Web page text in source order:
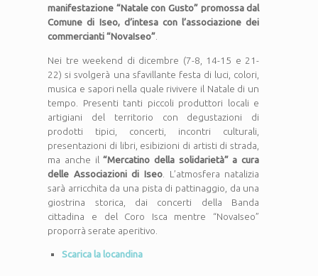
manifestazione “Natale con Gusto” promossa dal
Comune di Iseo, d’intesa con l’associazione dei
commercianti “NovaIseo”
Nei tre weekend di dicembre (7-8, 14-15 e 21-
22) si svolgerà una sfavillante festa di luci, colori,
musica e sapori nella quale rivivere il Natale di un
tempo. Presenti tanti piccoli produttori locali e
artigiani del territorio con degustazioni di
prodotti tipici, concerti, incontri culturali,
presentazioni di libri, esibizioni di artisti di strada,
ma anche il“Mercatino della solidarietà” a cura
delle Associazioni di Iseo. L’atmosfera natalizia
sarà arricchita da una pista di pattinaggio, da una
giostrina storica, dai concerti della Banda
cittadina e del Coro Isca mentre “NovaIseo”
proporrà serate aperitivo.
Scarica la locandina